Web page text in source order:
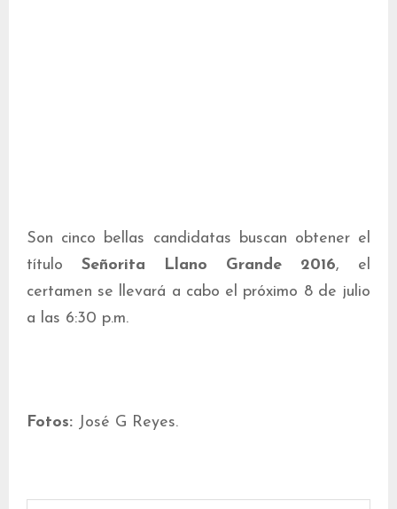
Son cinco bellas candidatas buscan obtener el
título Señorita Llano Grande 2016, el
certamen se llevará a cabo el próximo 8 de julio
a las 6:30 p.m.
Fotos: José G Reyes.